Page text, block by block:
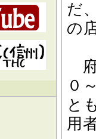
だ
の
府
０
と
用